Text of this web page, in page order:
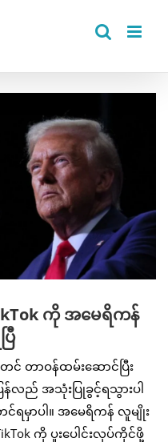
ကို အမေရိကန်
ြီ
တာဝန်ထမ်းဆောင်ပြီး
န်လည် အသုံးပြုခွင့်ရသွားပါ
မှာပါ။ အမေရိကန် လူမျိုး
ကို ပူးပေါင်းလုပ်ကိုင်ဖို့